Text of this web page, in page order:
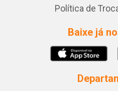
Política de
Baixe já